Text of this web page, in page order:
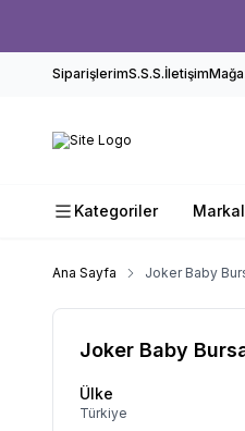
SiparişlerimS.S.S.İletişim
Kategoriler
Ana Sayfa Joker Baby
Joker Baby
Ülke
Türkiye